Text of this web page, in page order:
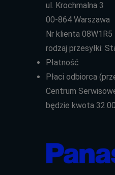
ul. Krochmalna 3
00-864 Warszawa
Nr klienta 08W1R5
rodzaj przesyłki:
Płatność
Płaci odbiorca
Centrum
będzie kwota